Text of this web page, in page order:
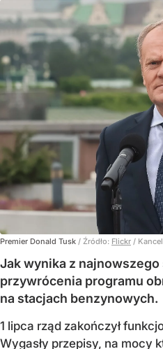
Premier Donald Tusk / Źródło: Flickr /
Jak wynika z
przywrócenia programu
na stacjach benzynowych.
1 lipca rząd zakończył
Wygasły przepisy, na mocy